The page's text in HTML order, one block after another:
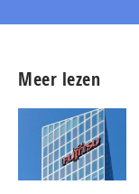
Meer lezen